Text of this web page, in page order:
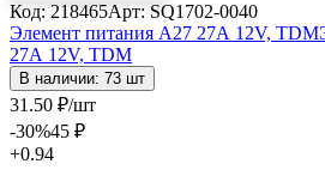
Код: 218465Арт: SQ1702-0040
Элемент питания A27 27А 12V, TDM
27А 12V, TDM
В наличии: 73 шт
31 .50 ₽/шт
-30%45 ₽
+0.94